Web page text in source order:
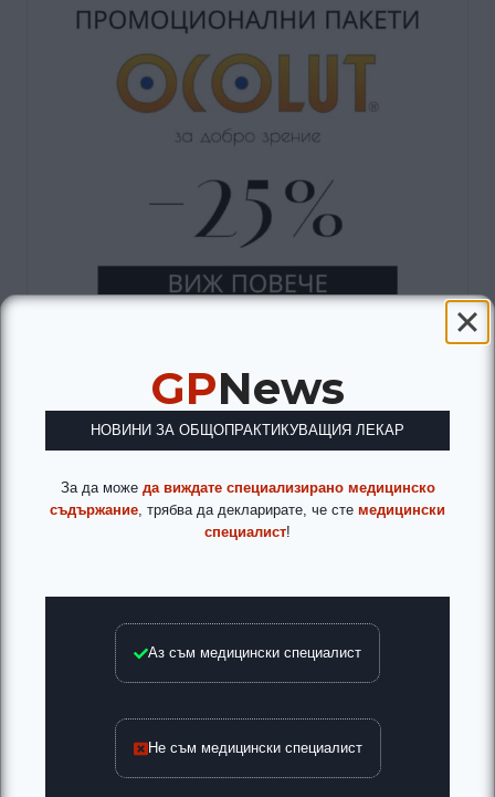
GPNews
НОВИНИ ЗА ОБЩОПРАКТИКУВАЩИЯ ЛЕКАР
За да може да виждате специализирано медицинско
съдържание, трябва да декларирате, че сте медицински
специалист!
Аз съм медицински специалист
Не съм медицински специалист